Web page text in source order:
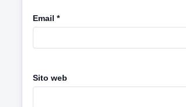
Email *
Sito web